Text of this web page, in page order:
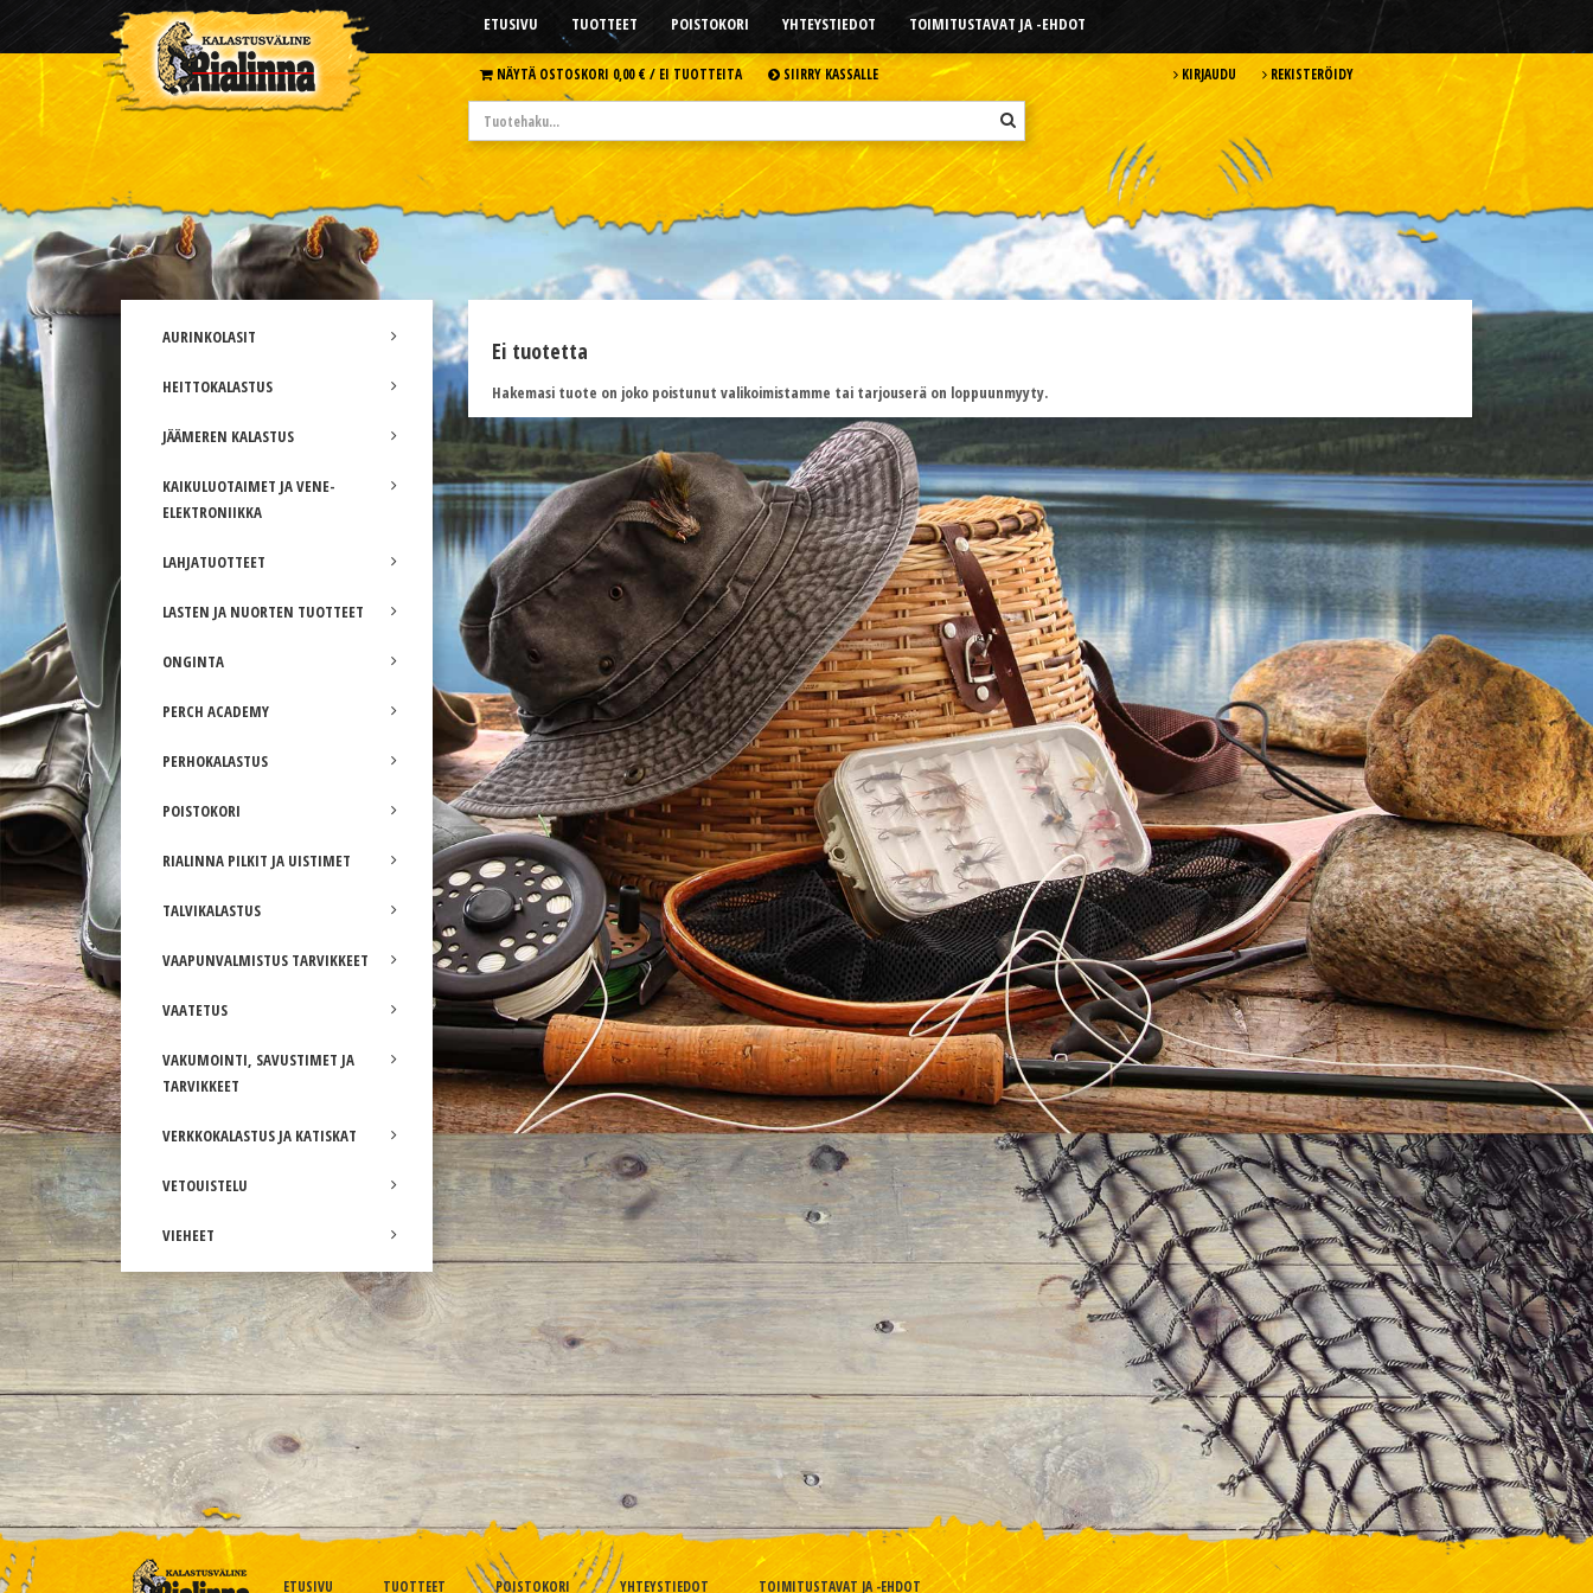
ETUSIVU TUOTTEET POISTOKORI YHTEYSTIEDOT TOIMITUSTAVAT JA -EHDOT
NÄYTÄ OSTOSKORI 0,00 € /EI TUOTTEITA SIIRRY KASSALLE KIRJAUDU REKISTERÖIDY
AURINKOLASIT
HEITTOKALASTUS
JÄÄMEREN KALASTUS
KAIKULUOTAIMET JA VENE-
ELEKTRONIIKKA
LAHJATUOTTEET
LASTEN JA NUORTEN TUOTTEET
ONGINTA
PERCH ACADEMY
PERHOKALASTUS
POISTOKORI
RIALINNA PILKIT JA UISTIMET
TALVIKALASTUS
VAAPUNVALMISTUS TARVIKKEET
VAATETUS
VAKUMOINTI, SAVUSTIMET JA
TARVIKKEET
VERKKOKALASTUS JA KATISKAT
VETOUISTELU
VIEHEET
Ei tuotetta
Hakemasi tuote on joko poistunut valikoimistamme tai tarjouserä on loppuunmyyty.
ETUSIVU TUOTTEET POISTOKORI YHTEYSTIEDOT TOIMITUSTAVAT JA -EHDOT